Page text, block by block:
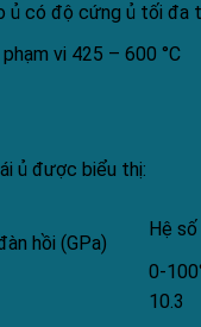
ủ có độ cứng ủ tối đa
vi 425 – 600 °C
ủ được biểu thị:
hồi (GPa)
Hệ
0-
10.3